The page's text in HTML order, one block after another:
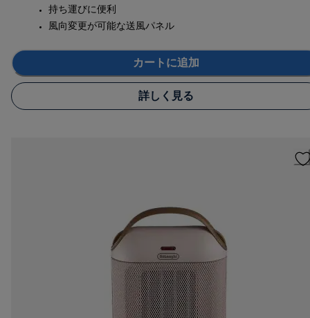
持ち運びに便利
風向変更が可能な送風パネル
カートに追加
詳しく見る